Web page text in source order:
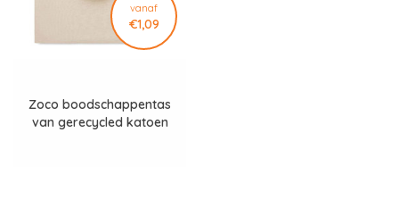
vanaf
€1,09
Zoco boodschappentas
van gerecycled katoen